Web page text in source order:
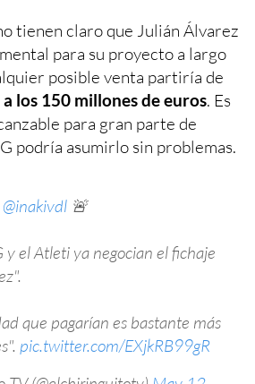
tienen claro que Julián Álvarez
para su proyecto a largo
posible venta partiría de
los 150 millones de euros. Es
para gran parte de
podría asumirlo sin problemas.
@inakivdl 🚨
Atleti ya negocian el fichaje
que pagarían es bastante más
pic.twitter.com/EXjkRB99gR